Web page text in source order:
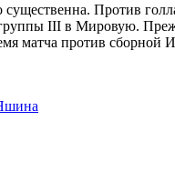
существенна. Против
III в Мировую.
матча против сборной